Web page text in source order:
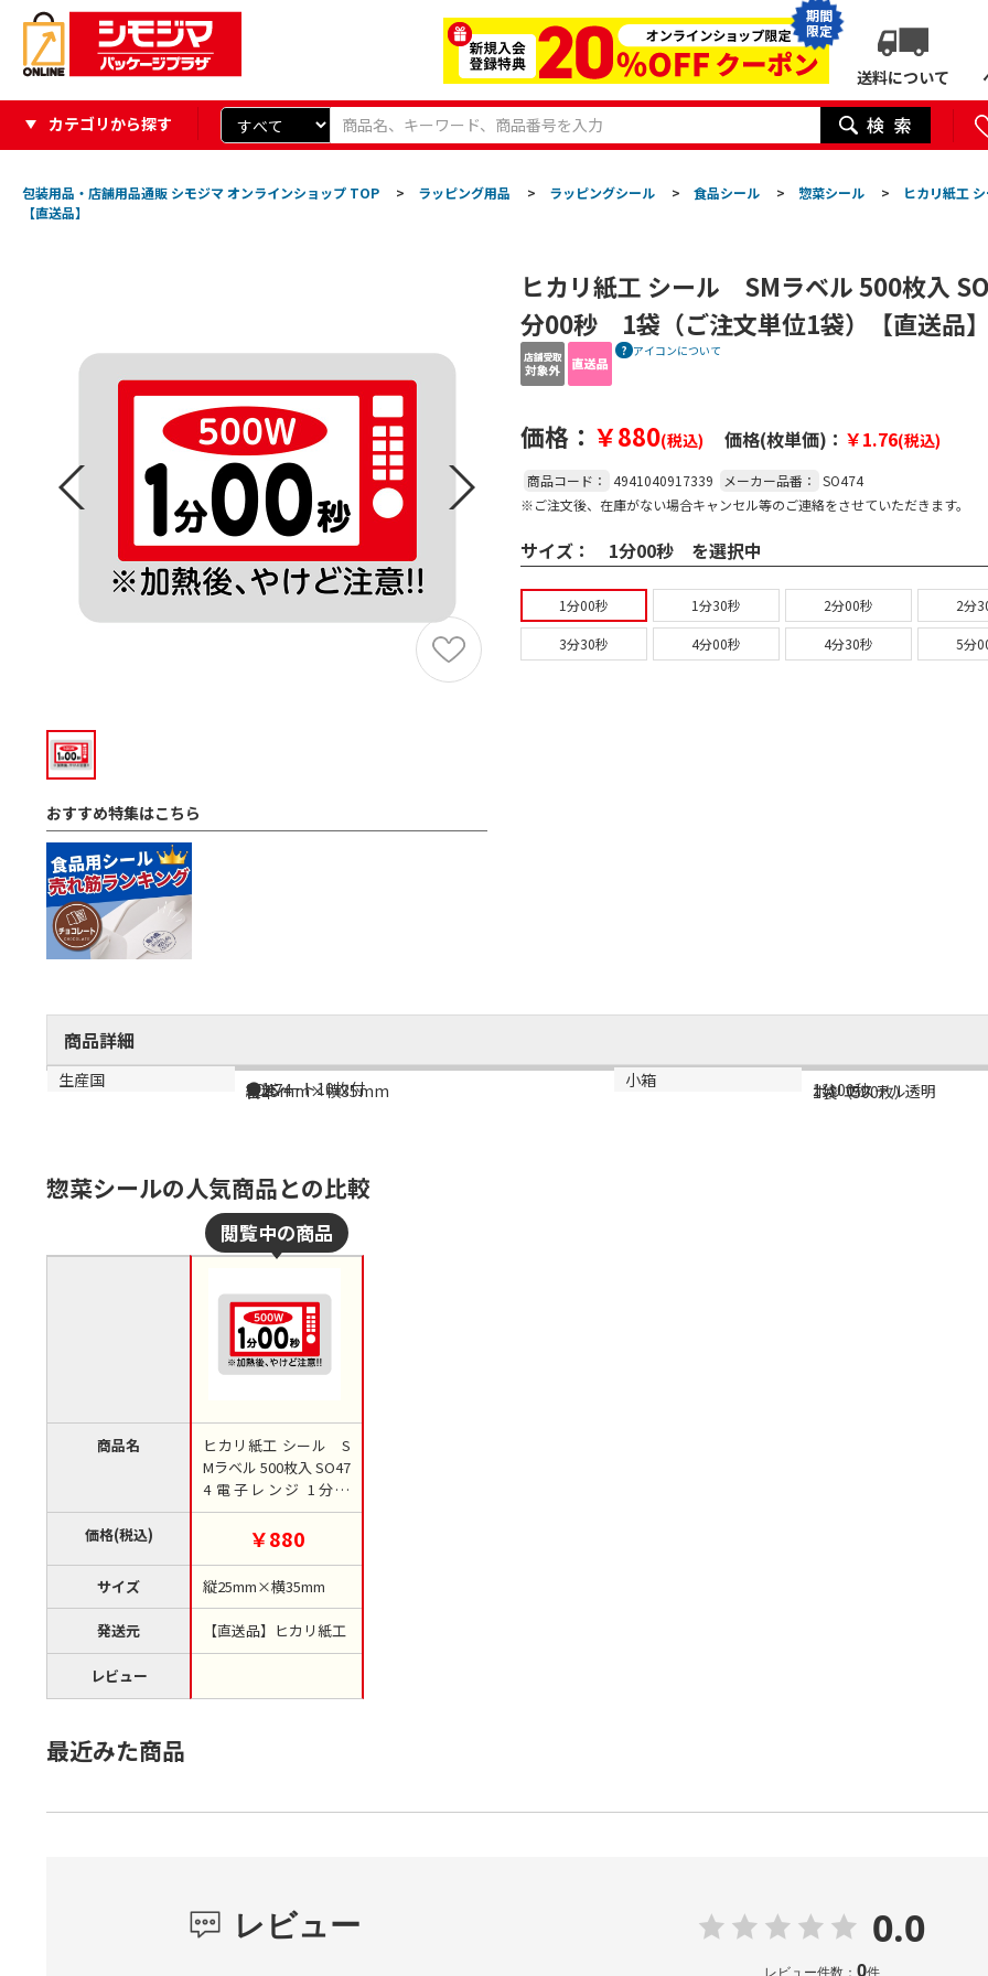
期間
限定
送料について
カテゴリから探す
包装用品・店舗用品通販 シモジマ オンラインショップ TOP > ラッピング用品 > ラッピングシール > 食品シール > 惣菜シール >
ヒカリ紙工
【直送品】
おすすめ特集はこちら
ヒカリ紙工 シール SMラベル 500枚入
分00秒 1袋（ご注文単位1袋）【直送品
アイコンについて
価格： ￥880(税込) 価格(枚単価)： ￥1.76(税込)
商品コード： 4941040917339 メーカー品番：
SO474
※ご注文後、在庫がない場合キャンセル等のご連絡をさせていただきます。
サイズ： 1分00秒 を選択中
1分00秒 1分30秒 2分00秒 2分
3分30秒 4分00秒 4分30秒 5分
商品詳細
商品説明
●1シート10枚付
メーカー品番
SO474
規格
1分00秒
サイズ
縦25mm×横35mm
材質
ポリエステル透明
生産国
日本
小箱
1袋（500枚）
惣菜シールの人気商品との比較
商品名
価格(税込)
サイズ
発送元
レビュー
ヒカリ紙工 シール S
Mラベル 500枚入 SO47
4 電子レンジ 1分00
秒 1袋（ご注文単位1
袋）【直送品】
￥880
縦25mm×横35mm
【直送品】ヒカリ紙工
最近みた商品
レビュー 0.0
レビュー件数： 0件